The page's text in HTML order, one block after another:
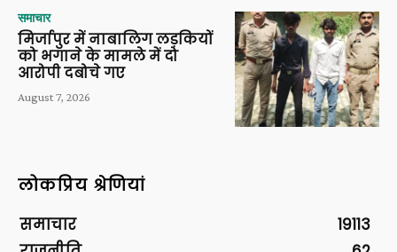
समाचार
मिर्जापुर में नाबालिग लड़कियों
को भगाने के मामले में दो
आरोपी दबोचे गए
August 7, 2026
लोकप्रिय श्रेणियां
समाचार
19113